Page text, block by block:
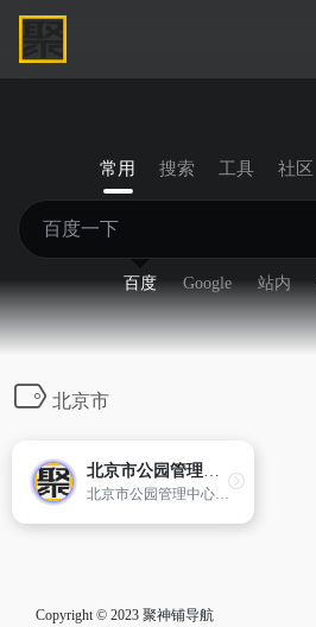
常用 搜索 工具 社区
百度 Google 站内
北京市
北京市公园管理中心门户网站
北京市公园管理中心为市政府直属相当正局级事业单位,负责市属公园及其他所属机构人、财、物管理。负责市属公园和其他所属机构的规划、建设、管理、保护、服务、科技工作,并实施监督,以及财务管理审计、劳动人事、安全保卫等工作。
Copyright © 2023 聚神铺导航